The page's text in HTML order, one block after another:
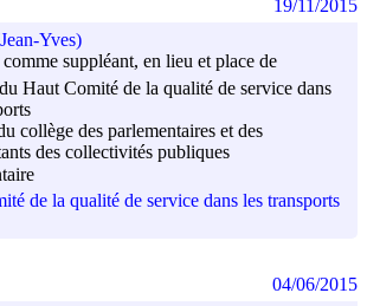
Yves)
comme suppléant, en lieu et place de
Haut Comité de la qualité de service dans
collège des parlementaires et des
des collectivités publiques
de la qualité de service dans les transports
19/11/2015
04/06/2015